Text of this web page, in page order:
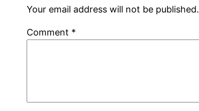
Your email address will not be published.
Comment *